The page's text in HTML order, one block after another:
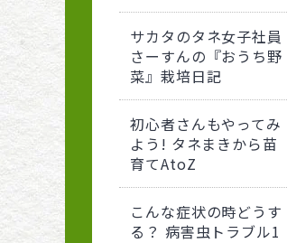
サカタのタネ女子社員
さーすんの『おうち野
菜』栽培日記
初心者さんもやってみ
よう! タネまきから苗
育てAtoZ
こんな症状の時どうす
る？ 病害虫トラブル1